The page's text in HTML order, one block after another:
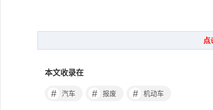
本文收录在
# 汽车 # 报废 # 机动车